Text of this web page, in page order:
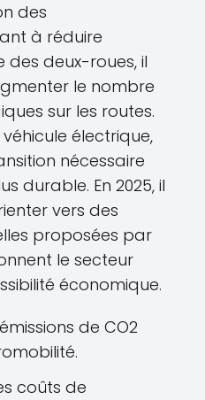
des
à réduire
deux-roues, il
le nombre
sur les routes.
électrique,
nécessaire
durable. En 2025, il
vers des
proposées par
le secteur
économique.
de CO2
coûts de